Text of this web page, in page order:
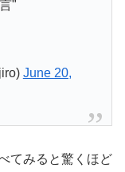
"
June 20,
てみると驚くほど